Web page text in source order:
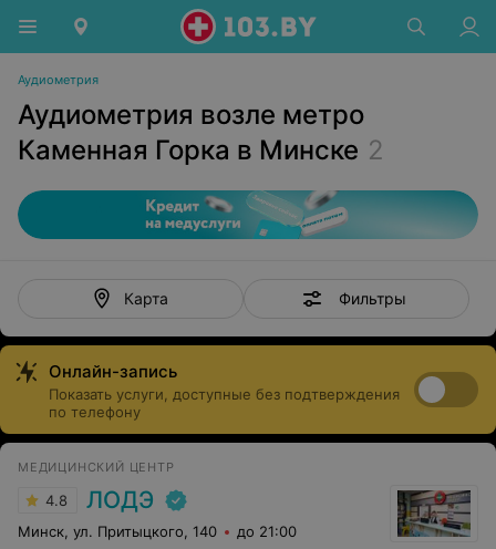
Аудиометрия
Аудиометрия возле метро
Каменная Горка в Минске 2
Карта Фильтры
Онлайн-запись
Показать услуги, доступные без подтверждения
по телефону
МЕДИЦИНСКИЙ ЦЕНТР
4.8 ЛОДЭ
Минск, ул. Притыцкого, 140 до 21:00